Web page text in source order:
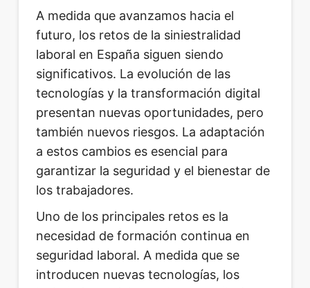
A medida que avanzamos hacia el
futuro, los retos de la siniestralidad
laboral en España siguen siendo
significativos. La evolución de las
tecnologías y la transformación digital
presentan nuevas oportunidades, pero
también nuevos riesgos. La adaptación
a estos cambios es esencial para
garantizar la seguridad y el bienestar de
los trabajadores.
Uno de los principales retos es la
necesidad de formación continua en
seguridad laboral. A medida que se
introducen nuevas tecnologías, los